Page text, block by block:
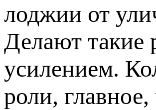
лоджии от
Делают такие
усилением.
роли,